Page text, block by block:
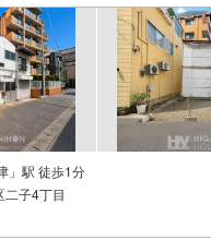
」駅 徒歩1分
二子4丁目